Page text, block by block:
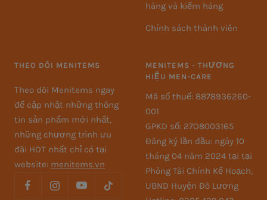
hàng và kiểm hàng
Chính sách thành viên
THEO DÕI MENITEMS
Theo dõi Menitems ngay
để cập nhật những thông
tin sản phẩm mới nhất,
những chương trình ưu
đãi HOT nhất chỉ có tại
website: menitems.vn
MENITEMS - THƯƠNG
HIỆU MEN-CARE
Mã số thuế: 8878936260-
001
GPKD số: 27O8003165
Đăng ký lần đầu: ngày 10
tháng 04 năm 2024 tại tại
Phòng Tài Chính Kế Hoạch,
UBND Huyện Đô Lương